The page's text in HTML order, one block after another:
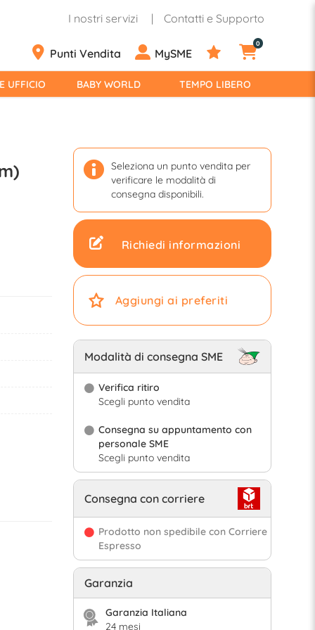
I nostri servizi Contatti e Supporto
Punti Vendita MySME
0
UFFICIO BABY WORLD TEMPO LIBERO
Seleziona un punto vendita per
verificare le modalità di
consegna disponibili.
Richiedi informazioni
Aggiungi ai preferiti
Modalità di consegna SME
Verifica ritiro
Scegli punto vendita
Consegna su appuntamento con
personale SME
Scegli punto vendita
Consegna con corriere
Prodotto non spedibile con Corriere
Espresso
Garanzia
Garanzia Italiana
24 mesi